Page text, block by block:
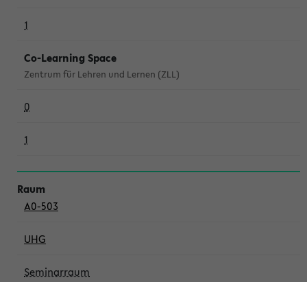
1
Co-Learning Space
Zentrum für Lehren und Lernen (ZLL)
0
1
A0-503
UHG
Seminarraum